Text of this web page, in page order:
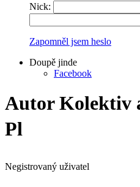
Nick:
Zapomněl jsem heslo
Doupě jinde
Facebook
Autor Kolektiv
Pl
Negistrovaný uživatel